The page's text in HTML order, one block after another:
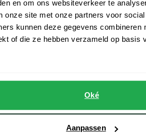
en om ons websiteverkeer te
onze site met onze partners voor
kunnen deze gegevens combineren
of die ze hebben verzameld op basis
Oké
Aanpassen